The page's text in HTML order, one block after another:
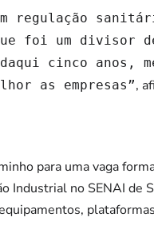
regulação
foi um divisor
cinco anos,
as empresas”,
para uma vaga
Industrial no SENAI